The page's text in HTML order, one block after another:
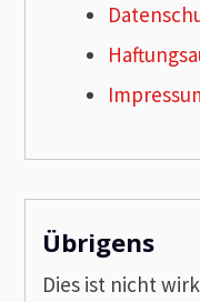
Übrigens
Dies ist nicht